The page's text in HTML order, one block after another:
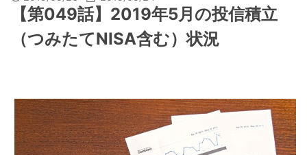
【第049話】2019年5月の投信積立
（つみたてNISA含む）状況